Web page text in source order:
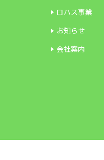
ロハス事業
お知らせ
会社案内